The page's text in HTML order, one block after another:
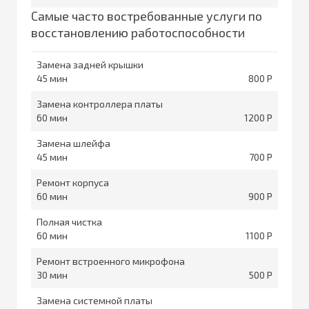
Самые часто востребованные услуги по
восстановлению работоспособности
Замена задней крышки
45
800
Замена контроллера платы
60
1200
Замена шлейфа
45
700
Ремонт корпуса
60
900
Полная чистка
60
1100
Ремонт встроенного микрофона
30
500
Замена системной платы